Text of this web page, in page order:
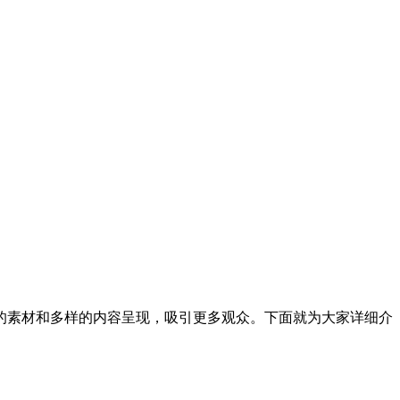
材和多样的内容呈现，吸引更多观众。下面就为大家详细介